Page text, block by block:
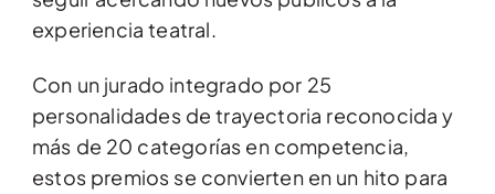
experiencia teatral.
Con un jurado integrado por 25
personalidades de trayectoria reconocida y
más de 20 categorías en competencia,
estos premios se convierten en un hito para